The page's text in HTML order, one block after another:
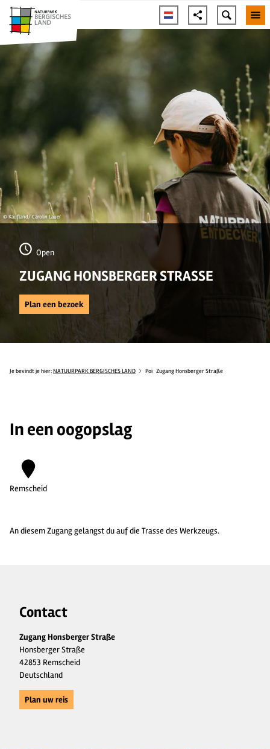
© Kaufland/ Carolin Lauer
Open
ZUGANG HONSBERGER STRASSE
Plan een bezoek
Je bevindt je hier: NATUURPARK BERGISCHES LAND Poi Zugang Honsberger Straße
In een oogopslag
Remscheid
An diesem Zugang gelangst du auf die Trasse des Werkzeugs.
Contact
Zugang Honsberger Straße
Honsberger Straße
42853 Remscheid
Deutschland
Plan uw reis